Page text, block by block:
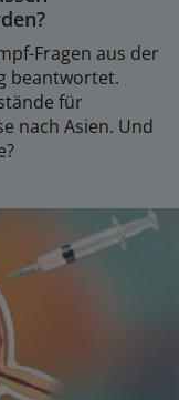
Fragen aus der
beantwortet.
für
nach Asien. Und